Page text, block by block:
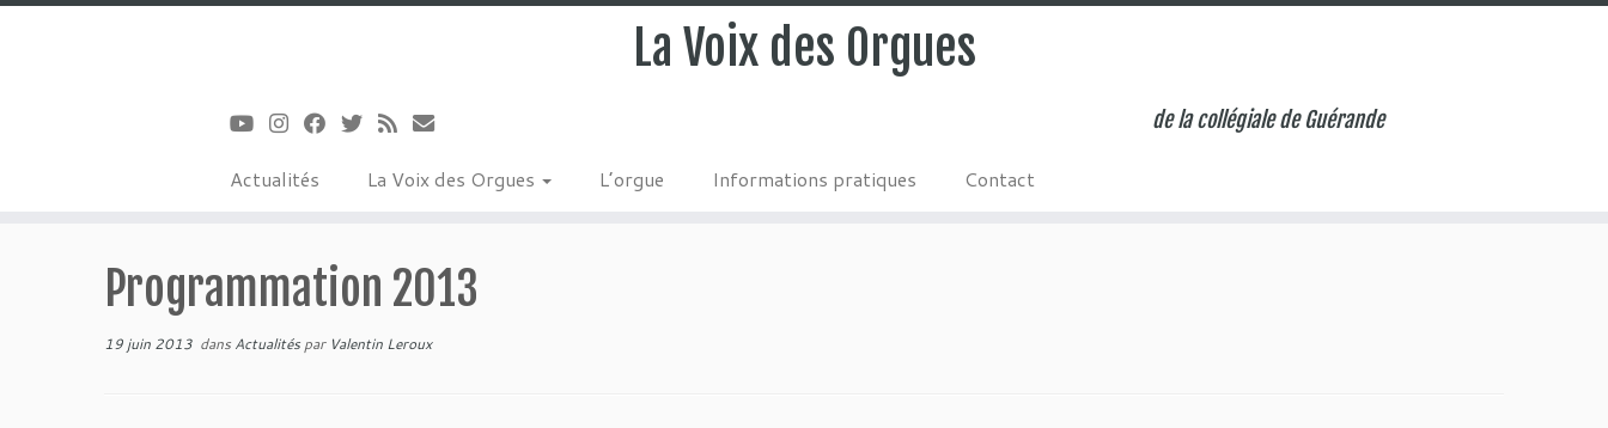
La Voix des Orgues
de la collégiale de Guérande
Actualités La Voix des Orgues L’orgue Informations pratiques Contact
Programmation 2013
19 juin 2013 dans Actualitéspar Valentin Leroux